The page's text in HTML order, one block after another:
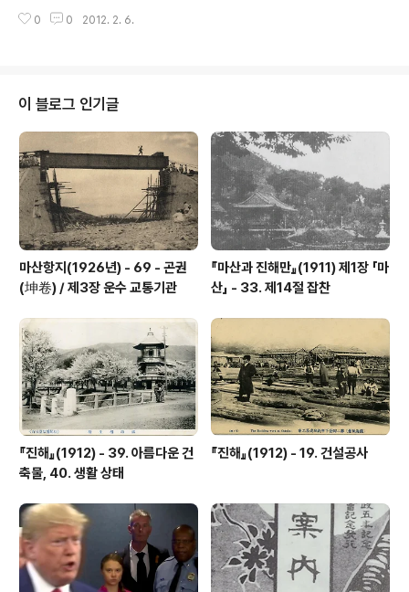
동조계지의 위치를 결정할 때부터 연담도시를 의도했을지
요한 자료입니다. 잡지 편집진에서 국내의 중요한 학무당
산공립소학교(현 월영초등학교)와 한국인들이 다녔던 마산
공립보통학교(현 성호초등학교)의 교장이 이 질문에 응답
하였고, 그 기록이 실려 있습니다. 책에 실린 질문과 답은
다음과 같습니다. □ 질문 1) 재래학교의 건축에 대한 감상
2) 장래 지을 학교 건축에서 개선해야할 점 3) 기타 학교
건축에서 눈에 띄는 점 ■ 마산공립소..
0 0 2012. 2. 6.
이 블로그 인기글
마산항지(1926년) - 69 - 곤권
(坤卷) / 제3장 운수 교통기관
『마산과 진해만』(1911) 제1장 「마
산」 - 33. 제14절 잡찬
『진해』(1912) - 39. 아름다운 건
축물, 40. 생활 상태
『진해』(1912) - 19. 건설공사